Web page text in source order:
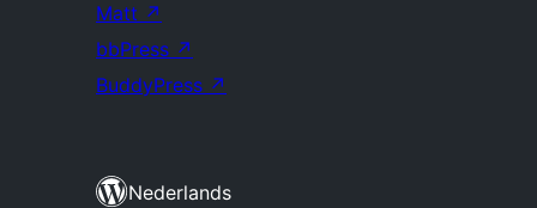
Matt ↗
bbPress ↗
BuddyPress ↗
Nederlands